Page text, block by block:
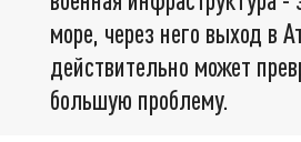
море, через него выход в
действительно может
большую проблему.